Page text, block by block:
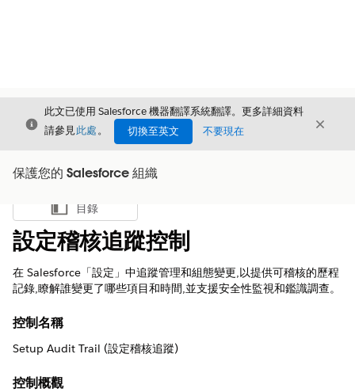
結束
此文已使用 Salesforce 機器翻譯系統翻譯。更多詳細資料
請參見此處。 切換至英文 不要現在 結束
保護您的 Salesforce 組織
顯示目錄
目錄
設定稽核追蹤控制
在 Salesforce「設定」中追蹤管理和組態變更,以提供可稽核的歷程
記錄,瞭解誰變更了哪些項目和時間,並支援安全性監視和鑑識調查。
控制名稱
Setup Audit Trail (設定稽核追蹤)
控制概觀